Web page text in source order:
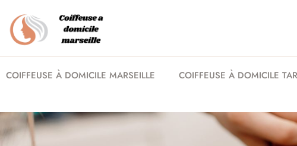
COIFFEUSE À DOMICILE MARSEILLE COIFFEUSE À DOMICILE